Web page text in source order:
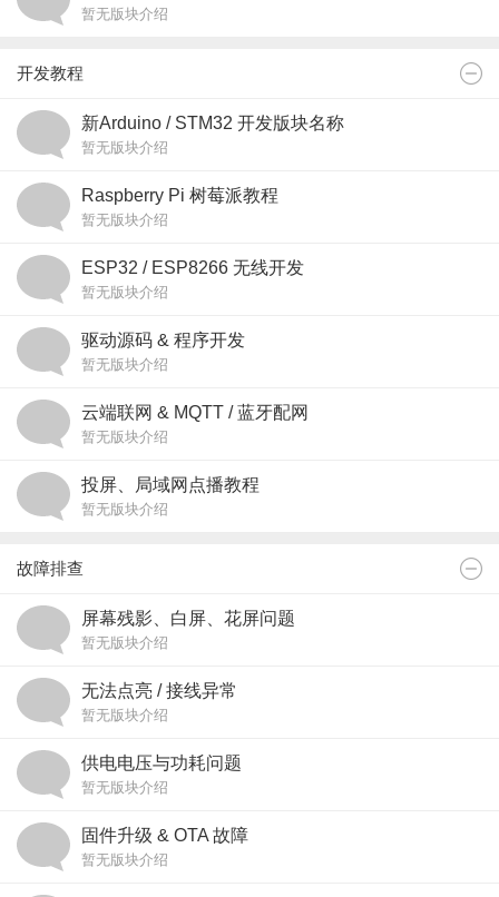
暂无版块介绍
开发教程
新Arduino / STM32 开发版块名称
暂无版块介绍
Raspberry Pi 树莓派教程
暂无版块介绍
ESP32 / ESP8266 无线开发
暂无版块介绍
驱动源码 & 程序开发
暂无版块介绍
云端联网 & MQTT / 蓝牙配网
暂无版块介绍
投屏、局域网点播教程
暂无版块介绍
故障排查
屏幕残影、白屏、花屏问题
暂无版块介绍
无法点亮 / 接线异常
暂无版块介绍
供电电压与功耗问题
暂无版块介绍
固件升级 & OTA 故障
暂无版块介绍